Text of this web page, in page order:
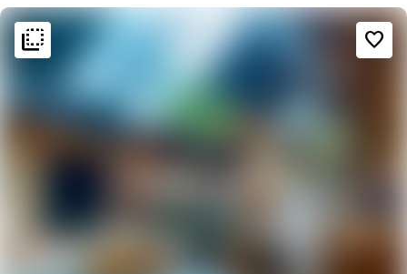
flip_to_back favorite_border
flip_to_back Ambiance
info
Méditerranéen